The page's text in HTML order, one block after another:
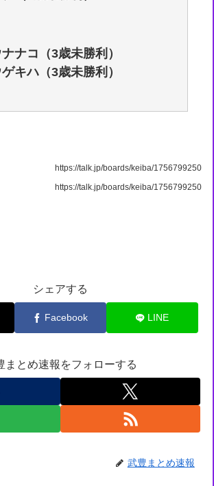
ナコ（3歳未勝利）
キハ（3歳未勝利）
https://talk.jp/boards/keiba/1756799250
https://talk.jp/boards/keiba/1756799250
シェアする
Facebook LINE
まとめ速報をフォローする
武豊まとめ速報